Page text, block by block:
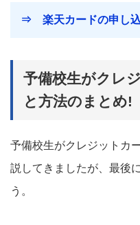
⇒ 楽天カードの申し込
予備校生がクレ
と方法のまとめ!
予備校生がクレジットカ
説してきましたが、最後
う。